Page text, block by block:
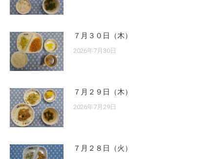
７月３０日（木）
2026年7月30日
７月２９日（木）
2026年7月29日
７月２８日（火）